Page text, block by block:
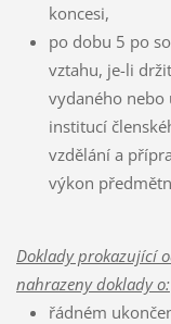
koncesi,
po dobu 5 po
vztahu, je-li
vydaného nebo
institucí
vzdělání a
výkon
Doklady prokazující
nahrazeny doklady o:
řádném